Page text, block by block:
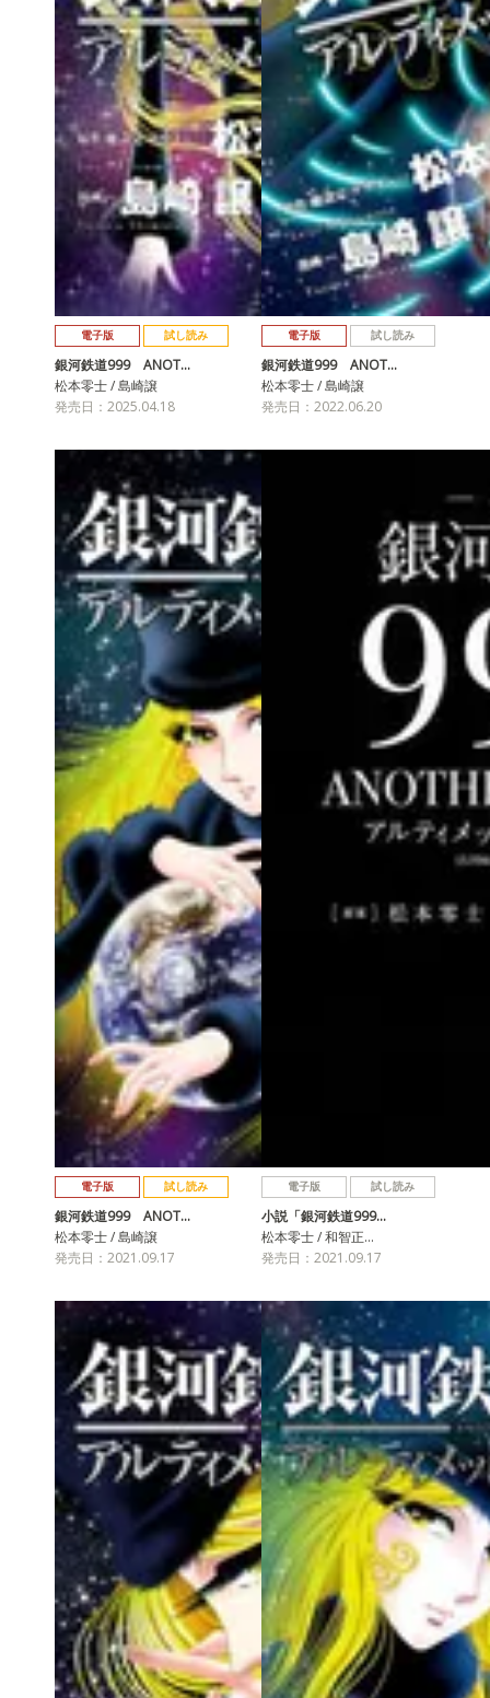
電子版 試し読み
銀河鉄道999 ANOT…
松本零士 / 島崎譲
発売日：2025.04.18
電子版 試し読み
銀河鉄道999 ANOT…
松本零士 / 島崎譲
発売日：2022.06.20
電子版 試し読み
銀河鉄道999 ANOT…
松本零士 / 島崎譲
発売日：2021.09.17
電子版 試し読み
小説「銀河鉄道999…
松本零士 / 和智正…
発売日：2021.09.17